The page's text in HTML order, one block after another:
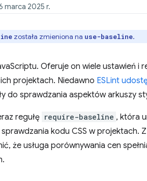
marca 2025 r.
została zmieniona na use-baseline.
Oferuje on wiele ustawień i
projektach. Niedawno ESLint
do sprawdzania aspektów arkuszy
regułę require-baseline , która
kodu CSS w projektach.
że usługa porównywania cen